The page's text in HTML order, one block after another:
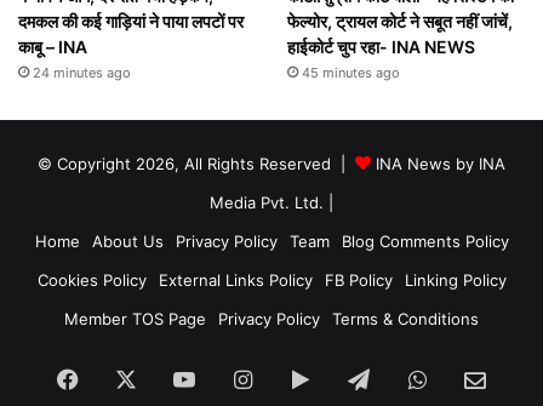
दमकल की कई गाड़ियां ने पाया लपटों पर
काबू – INA
24 minutes ago
फेल्योर, ट्रायल कोर्ट ने सबूत नहीं जांचें,
हाईकोर्ट चुप रहा- INA NEWS
45 minutes ago
© Copyright 2026, All Rights Reserved |
INA News by INA
Media Pvt. Ltd.
Home
About Us Privacy Policy Team
Blog Comments Policy
Cookies Policy
External Links Policy FB Policy
Linking Policy
Member TOS Page
Privacy Policy Terms & Conditions
Facebook YouTubeInstagram
Google TelegramWhatsApp